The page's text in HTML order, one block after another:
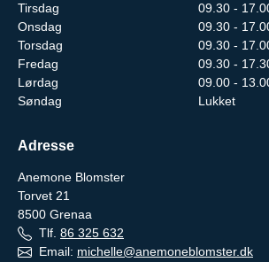
Tirsdag
09.30 -
Onsdag
09.30 -
Torsdag
09.30 -
Fredag
09.30 -
Lørdag
09.00 -
Søndag
Lukket
Adresse
Anemone Blomster
Torvet 21
8500 Grenaa
Tlf. 86 325 632
Email: michelle@anemoneblomster.dk